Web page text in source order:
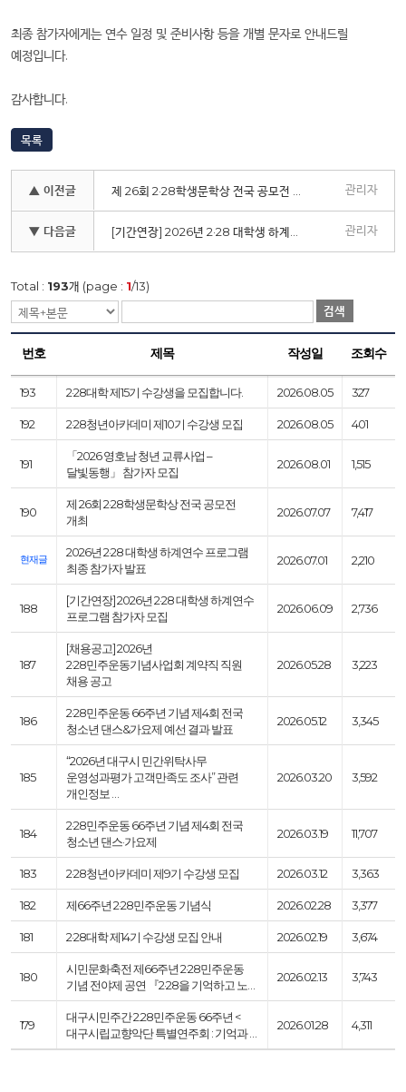
최종 참가자에게는 연수 일정 및 준비사항 등을 개별 문자로 안내드릴
예정입니다.
감사합니다.
목록
▲ 이전글 관리자
▼ 다음글 관리자
Total : 193개 (page : 1/13)
검색
번호 제목 작성일 조회수
193 2·28대학 제15기 수강생을 모집합니다. 2026.08.05 327
192 2·28청년아카데미 제10기 수강생 모집 2026.08.05 401
191
「2026 영호남 청년 교류사업 –
달빛동행」 참가자 모집
2026.08.01 1,515
190
제 26회 2·28학생문학상 전국 공모전
개최
2026.07.07 7,417
현재글
2026년 2·28 대학생 하계연수 프로그램
최종 참가자 발표
2026.07.01 2,210
188
[기간연장] 2026년 2·28 대학생 하계연수
프로그램 참가자 모집
2026.06.09 2,736
187
[채용공고] 2026년
2·28민주운동기념사업회 계약직 직원
채용 공고
2026.05.28 3,223
186
2·28민주운동 66주년 기념 제4회 전국
청소년 댄스&가요제 예선 결과 발표
2026.05.12 3,345
185
“2026년 대구시 민간위탁사무
운영성과평가 고객만족도 조사” 관련
개인정보 …
2026.03.20 3,592
184
2·28민주운동 66주년 기념 제4회 전국
청소년 댄스·가요제
2026.03.19 11,707
183 2·28청년아카데미 제9기 수강생 모집 2026.03.12 3,363
182 제66주년 2·28민주운동 기념식 2026.02.28 3,377
181 2·28대학 제14기 수강생 모집 안내 2026.02.19 3,674
180
시민문화축전 제66주년 2·28민주운동
기념 전야제 공연 『2·28을 기억하고 노…
2026.02.13 3,743
179
대구시민주간 2.28민주운동 66주년 <
대구시립교향악단 특별연주회 : 기억과 …
2026.01.28 4,311